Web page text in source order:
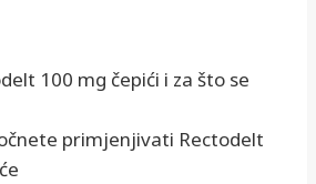
100 mg čepići i za što se
primjenjivati Rectodelt